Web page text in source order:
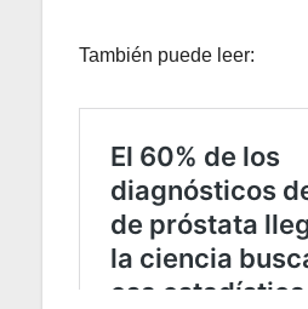
También puede leer: